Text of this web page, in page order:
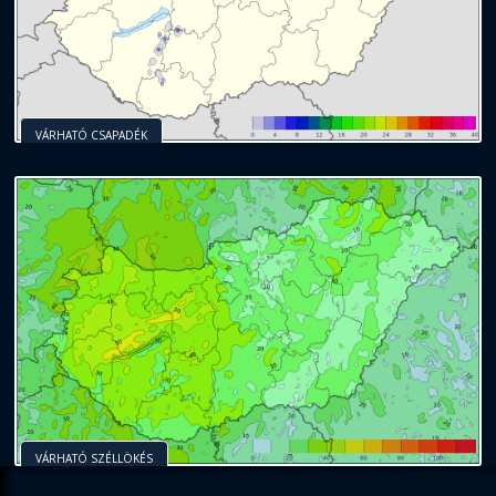
VÁRHATÓ CSAPADÉK
VÁRHATÓ SZÉLLÖKÉS